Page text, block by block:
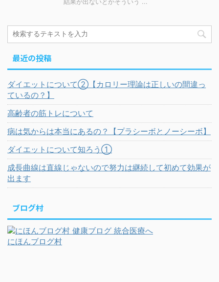
結果が出ないとかそういう ...
最近の投稿
ダイエットについて②【カロリー理論は正しいの間違っ
ているの？】
高齢者の筋トレについて
病は気からは本当にあるの？【プラシーボとノーシーボ】
ダイエットについて知ろう①
成長曲線は直線じゃないので努力は継続して初めて効果が
出ます
ブログ村
にほんブログ村